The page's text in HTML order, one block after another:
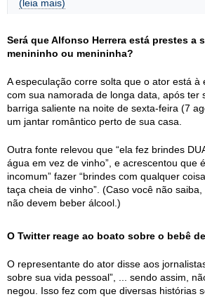
(leia mais)
Será que Alfonso Herrera está prestes a
menininho ou menininha?
A especulação corre solta que o ator está à
com sua namorada de longa data, após ter
barriga saliente na noite de sexta-feira (7
um jantar romântico perto de sua casa.
Outra fonte relevou que “ela fez brindes
água em vez de vinho”, e acrescentou que
incomum” fazer “brindes com qualquer
taça cheia de vinho”. (Caso você não
não devem beber álcool.)
O Twitter reage ao boato sobre o bebê
O representante do ator disse aos
sobre sua vida pessoal”, ... sendo assim,
negou. Isso fez com que diversas histórias